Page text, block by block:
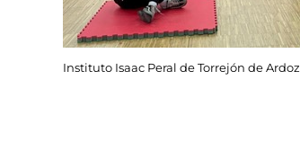
Instituto Isaac Peral de Torrejón de Ardoz